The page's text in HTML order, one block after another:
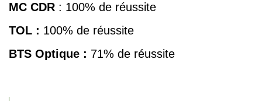
MC CDR : 100% de réussite
TOL : 100% de réussite
BTS Optique : 71% de réussite